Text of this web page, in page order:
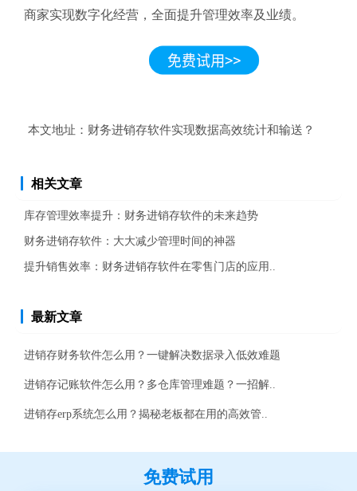
商家实现数字化经营，全面提升管理效率及业绩。
本文地址： 财务进销存软件实现数据高效统计和输送？
相关文章
库存管理效率提升：财务进销存软件的未来趋势
财务进销存软件：大大减少管理时间的神器
提升销售效率：财务进销存软件在零售门店的应用..
最新文章
进销存财务软件怎么用？一键解决数据录入低效难题
进销存记账软件怎么用？多仓库管理难题？一招解..
进销存erp系统怎么用？揭秘老板都在用的高效管..
免费试用